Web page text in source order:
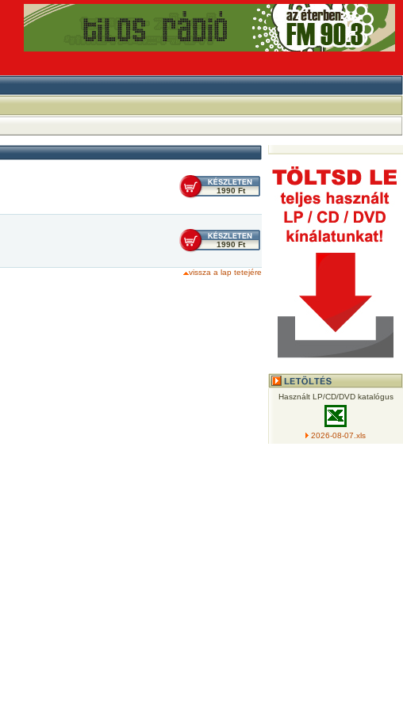
1990 Ft
1990 Ft
vissza a lap tetejére
Használt LP/CD/DVD katalógus
2026-08-07.xls